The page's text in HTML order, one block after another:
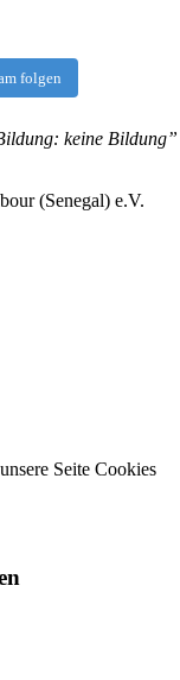
folgen
keine Bildung”
(Senegal) e.V.
Seite Cookies